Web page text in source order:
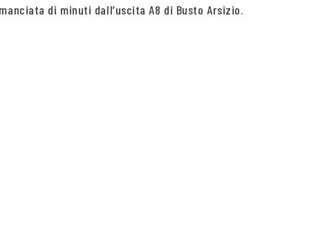
di minuti dall’uscita A8 di Busto Arsizio.